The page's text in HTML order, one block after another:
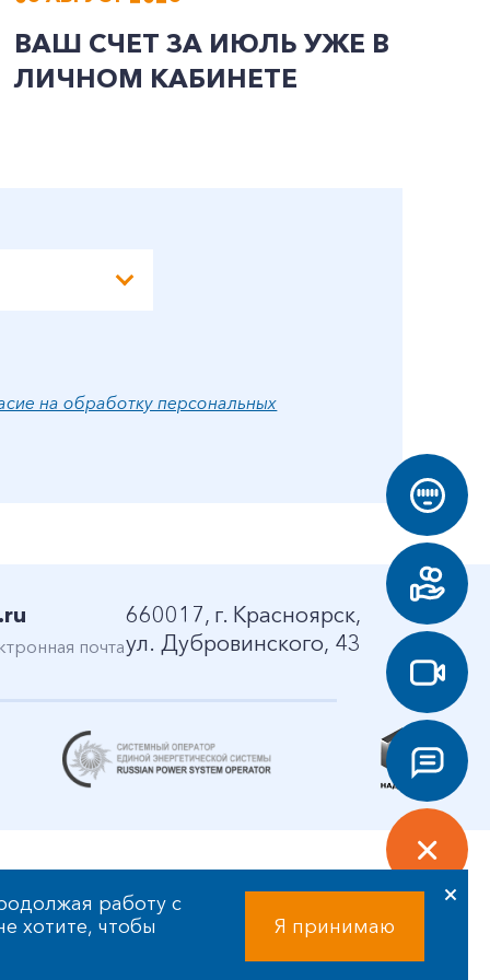
ВАШ СЧЕТ ЗА ИЮЛЬ УЖЕ В
ЛИЧНОМ КАБИНЕТЕ
на обработку персональных
почта
660017, г. Красноярск,
ул. Дубровинского, 43
работу с
хотите, чтобы
Я принимаю